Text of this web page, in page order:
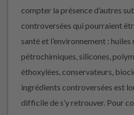
compter la présence d’autres
controversées qui pourraient
santé et l’environnement :
pétrochimiques, silicones,
éthoxylées, conservateurs,
ingrédients controversées est
difficile de s’y retrouver. Pour